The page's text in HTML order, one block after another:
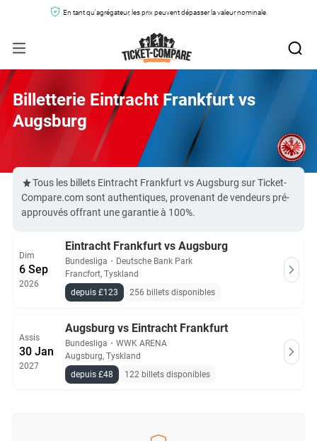
En tant qu'agrégateur, les prix peuvent dépasser la valeur nominale.
Billetterie Eintracht Frankfurt vs
Augsburg
Tous les billets Eintracht Frankfurt vs Augsburg sur Ticket-
Compare.com sont authentiques, provenant de vendeurs pré-
approuvés offrant une garantie à 100%.
Dim
6 Sep
2026
Eintracht Frankfurt vs Augsburg
Bundesliga ・ Deutsche Bank Park
Francfort, Tyskland
depuis £123
256 billets disponibles
Assis
30 Jan
2027
Augsburg vs Eintracht Frankfurt
Bundesliga ・ WWK ARENA
Augsburg, Tyskland
depuis £48
122 billets disponibles